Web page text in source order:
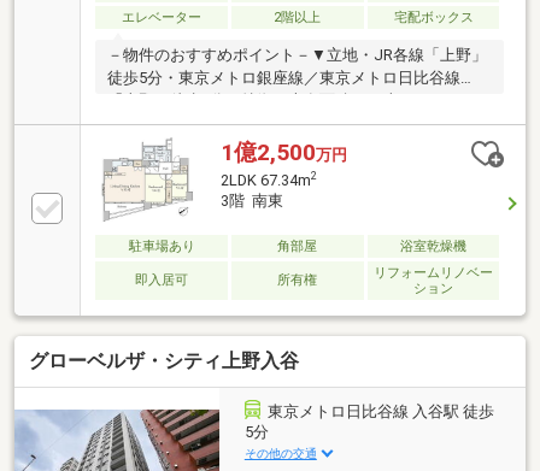
エレベーター 2階以上 宅配ボックス
－物件のおすすめポイント－▼立地・JR各線「上野」
徒歩5分・東京メトロ銀座線／東京メトロ日比谷線
ムタイプ・洋室全体を見渡せる対面式キッチン・WIC
等の収納を設置・不在時も荷受け可能な宅配ボックス
有▼設備・TVモニタ付インターホン・オートロック▼
周辺環境・ローソン台東上野七丁目店 徒歩2分(約
100m)・マルエツ東上野店 徒歩7分(約540m)・ユニバ
ーサルドラッグ鶯谷店 徒歩6分(約470m)■ ご希望の住
細・ご相談はお気軽にお問い合わせください。
1億2,500万円
2LDK 67.34m2
3階 南東
駐車場あり 角部屋 浴室乾燥機
即入居可 所有権
リフォームリノベー
ション
グローベルザ・シティ上野入谷
東京メトロ日比谷線 入谷駅 徒歩
5分
その他の交通